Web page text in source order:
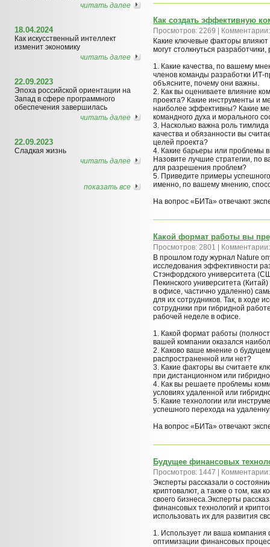
читать далее
18.04.2024
Как искусственный интеллект
изменит экономику
читать далее
22.09.2023
Эпоха российской ориентации на
Запад в сфере программного
обеспечения завершилась
читать далее
22.09.2023
Сладкая жизнь
читать далее
показать все
Как создать эффективную
Просмотров: 2269 |
Какие ключевые факторы
могут столкнуться
1. Какие качества, по вашему
членов команды разработки ИТ-
объясните, почему они важны.
2. Как вы оцениваете влияние
проекта? Какие инструменты и
наиболее эффективны? Какие
командного духа и морального
3. Насколько важна роль
качества и обязанности вы
целей проекта?
4. Какие барьеры или проблемы
Назовите лучшие стратегии, по
для разрешения проблем?
5. Приведите примеры
именно, по вашему мнению,
На вопрос «БИТа» отвечают
Какой формат работы вы
Просмотров: 2801 |
В прошлом году журнал Nature
исследования эффективности
Стэнфордского университета
Пекинского университета
в офисе, частично удаленно)
для их сотрудников. Так, в ходе
сотрудники при гибридной
рабочей неделе в офисе.
1. Какой формат работы
вашей компании оказался
2. Каково ваше мнение о
распространенной или нет?
3. Какие факторы вы считаете
при дистанционном или
4. Как вы решаете проблемы
условиях удаленной или
5. Какие технологии или
успешного перехода на
На вопрос «БИТа» отвечают
Будущее финансовых
Просмотров: 1447 |
Эксперты рассказали о
криптовалют, а также о том, как
своего бизнеса.Эксперты
финансовых технологий и
использовать их для развития
1. Использует ли ваша
оптимизации финансовых